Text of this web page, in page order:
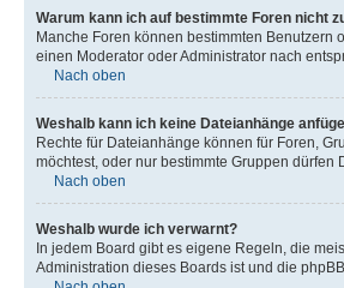
Warum kann ich auf bestimmte Foren nicht
Manche Foren können bestimmten
einen Moderator oder Administrator nach
Nach oben
Weshalb kann ich keine Dateianhänge
Rechte für Dateianhänge können für Foren,
möchtest, oder nur bestimmte Gruppen
Nach oben
Weshalb wurde ich verwarnt?
In jedem Board gibt es eigene Regeln, die
Administration dieses Boards ist und die